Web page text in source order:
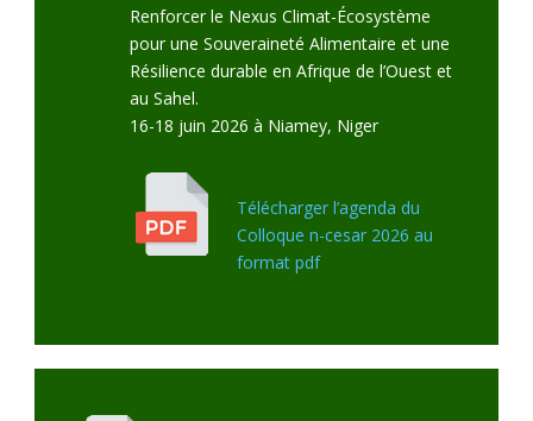
Renforcer le Nexus Climat-Écosystème
pour une Souveraineté Alimentaire et une
Résilience durable en Afrique de l’Ouest et
au Sahel.
16-18 juin 2026 à Niamey, Niger
Télécharger l’agenda du
Colloque n-cesar 2026 au
format pdf